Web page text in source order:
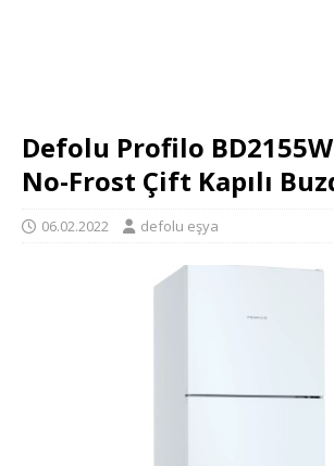
Defolu Profilo
No-Frost Çift Kapılı
06.02.2022 defolu eşya